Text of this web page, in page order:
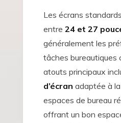
Les écrans
entre 24 et 27
généralement les
tâches bureautiques
atouts principaux
d’écran adaptée à
espaces de bureau
offrant un bon